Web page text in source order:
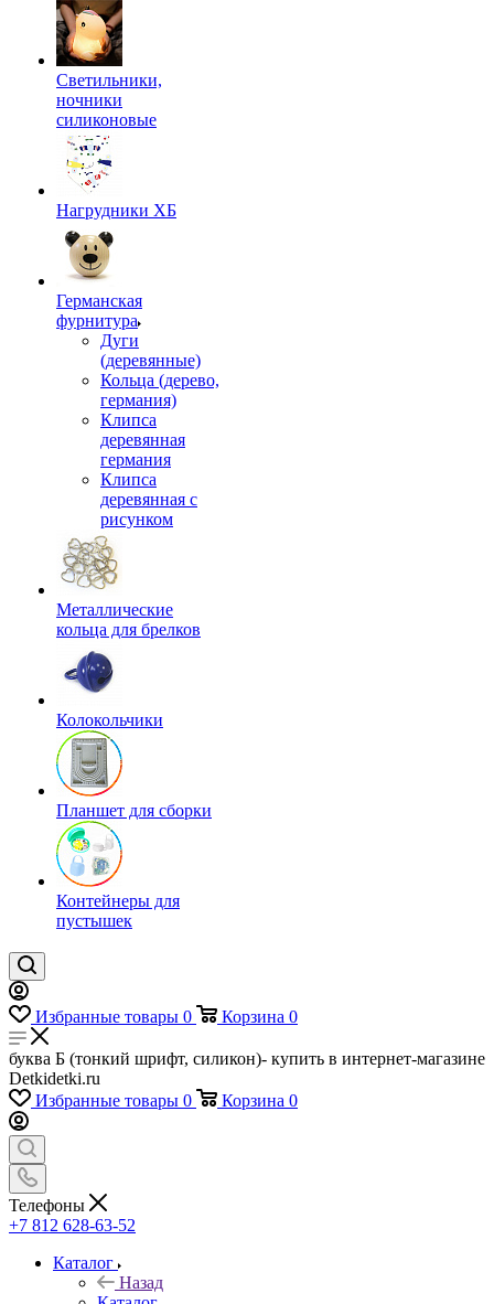
Светильники,
ночники
силиконовые
Нагрудники ХБ
Германская
фурнитура
Дуги
(деревянные)
Кольца (дерево,
германия)
Клипса
деревянная
германия
Клипса
деревянная с
рисунком
Металлические
кольца для брелков
Колокольчики
Планшет для сборки
Контейнеры для
пустышек
Избранные товары 0 Корзина 0
буква Б (тонкий шрифт, силикон)- купить в интернет-магазине
Detkidetki.ru
Избранные товары 0 Корзина 0
Телефоны
+7 812 628-63-52
Каталог
Назад